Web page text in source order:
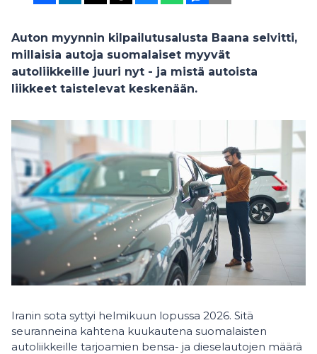
Auton myynnin kilpailutusalusta Baana selvitti,
millaisia autoja suomalaiset myyvät
autoliikkeille juuri nyt - ja mistä autoista
liikkeet taistelevat keskenään.
Iranin sota syttyi helmikuun lopussa 2026. Sitä
seuranneina kahtena kuukautena suomalaisten
autoliikkeille tarjoamien bensa- ja dieselautojen määrä